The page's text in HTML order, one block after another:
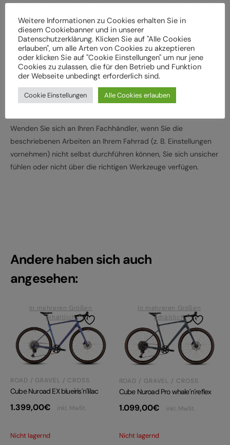
Bei Schäden und Funktionsstörungen muss das Fahrrad vor
der weiteren Verwendung durch einen Fachbetrieb
überprüft werden
Lassen Sie das Fahrrad entsprechend den
Herstellervorgaben regelmäßig von einem Fachbetrieb
überprüfen und warten, um Gefährdungen, z. B.
verschleißbedingt, zu vermeiden
Halten Sie die angegebenen Drehmomente (Nm) für die
Wenden Sie sich an Ihren Fachhändler, wenn Sie die
beschriebenen Arbeiten an Ihrem Fahrrad (z. B. Einstellungen
vornehmen) nicht selbst durchführen können, Sie sich unsicher
fühlen oder nicht über die richtigen Werkzeuge verfügen.
Andere haben sich auch
angesehen:
In mehreren Größen
erhältlich
ROAD / GRAVEL / CROSS
Cube Nuroad EX blueiris´n´lilac
1.399,00€ inkl. MwSt.
Nicht lagernd
In mehreren Größen
erhältlich
ROAD / GRAVEL / CROSS
Cube Nuroad Pro whale´n´reflex
1.099,00€ inkl. MwSt.
Nicht lagernd
Weitere Informationen zu Cookies erhalten Sie in
diesem Cookiebanner und in unserer
Datenschutzerklärung. Klicken Sie auf "Alle Cookies
erlauben", um alle Arten von Cookies zu akzeptieren
oder klicken Sie auf "Cookie Einstellungen" um nur jene
Cookies zu zulassen, die für den Betrieb und Funktion
der Webseite unbedingt erforderlich sind.
Cookie Einstellungen Alle Cookies erlauben